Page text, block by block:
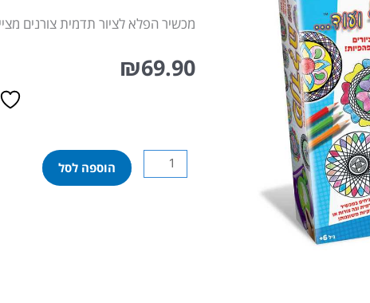
מכשיר הפלא לציור תדמית צורנים
₪69.90
כמות
של
הוספה לסל